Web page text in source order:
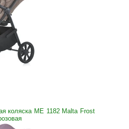
коляска ME 1182 Malta Frost